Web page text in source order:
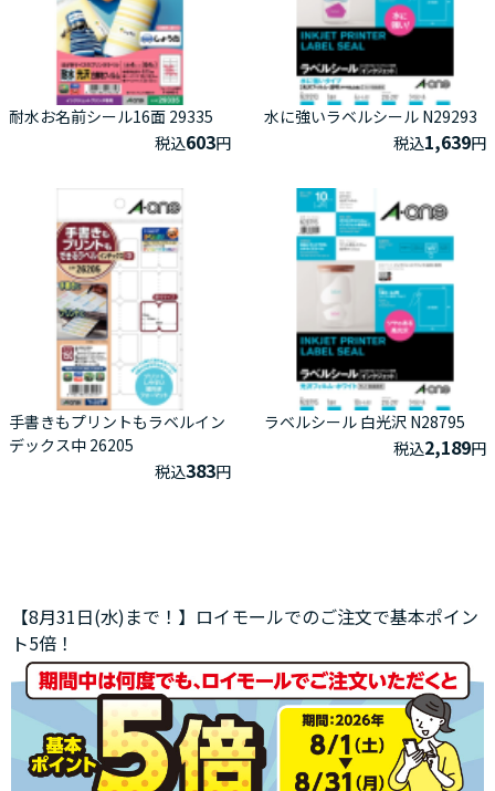
耐水お名前シール16面 29335
税込603円
水に強いラベルシール N29293
税込1,639円
手書きもプリントもラベルイン
デックス中 26205
税込383円
ラベルシール 白光沢 N28795
税込2,189円
【8月31日(水)まで！】ロイモールでのご注文で基本ポイン
ト5倍！